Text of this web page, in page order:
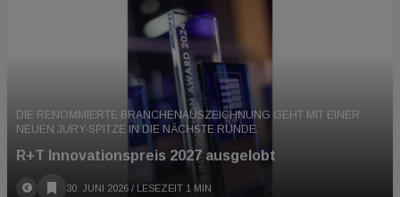
DIE RENOMMIERTE BRANCHENAUSZEICHNUNG GEHT MIT EINER
NEUEN JURY-SPITZE IN DIE NÄCHSTE RUNDE.
R+T Innovationspreis 2027 ausgelobt
30. JUNI 2026 / LESEZEIT 1 MIN